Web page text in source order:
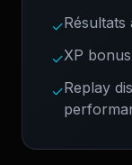
✓Résultats
✓XP
✓Replay